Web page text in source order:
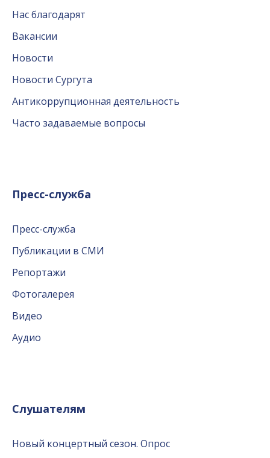
Нас благодарят
Вакансии
Новости
Новости Сургута
Антикоррупционная деятельность
Часто задаваемые вопросы
Пресс-служба
Пресс-служба
Публикации в СМИ
Репортажи
Фотогалерея
Видео
Аудио
Слушателям
Новый концертный сезон. Опрос